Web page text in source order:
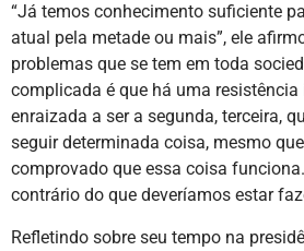
“Já temos conhecimento suficiente
atual pela metade ou mais”, ele
problemas que se tem em toda
complicada é que há uma
enraizada a ser a segunda, terceira,
seguir determinada coisa, mesmo
comprovado que essa coisa
contrário do que deveríamos estar
Refletindo sobre seu tempo na